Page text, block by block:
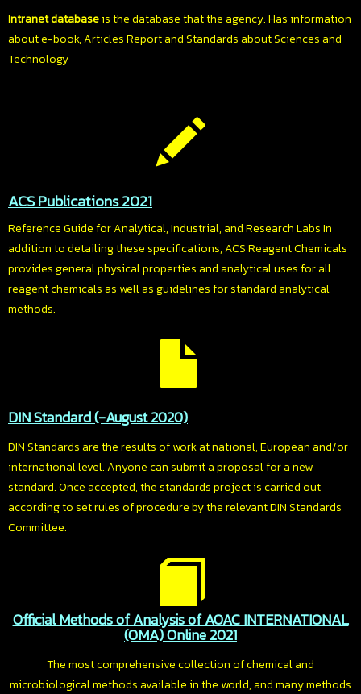
Intranet databaseis the database that the agency. Has information
about e-book, Articles Report and Standards about Sciences and
Technology
ACS Publications 2021
Reference Guide for Analytical, Industrial, and Research Labs In
addition to detailing these specifications, ACS Reagent Chemicals
provides general physical properties and analytical uses for all
reagent chemicals as well as guidelines for standard analytical
methods.
DIN Standard (-August 2020)
DIN Standards are the results of work at national, European and/or
international level. Anyone can submit a proposal for a new
standard. Once accepted, the standards project is carried out
according to set rules of procedure by the relevant DIN Standards
Committee.
Official Methods of Analysis of AOAC INTERNATIONAL
(OMA) Online 2021
The most comprehensive collection of chemical and
microbiological methods available in the world, and many methods